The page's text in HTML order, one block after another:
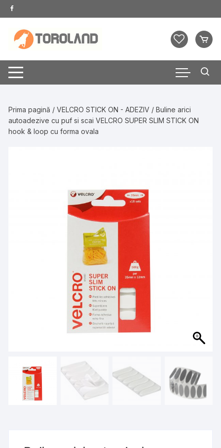
Skip
to
content
Prima pagină /VELCRO STICK ON - ADEZIV / Buline arici
autoadezive cu puf si scai VELCRO SUPER SLIM STICK ON
hook & loop cu forma ovala